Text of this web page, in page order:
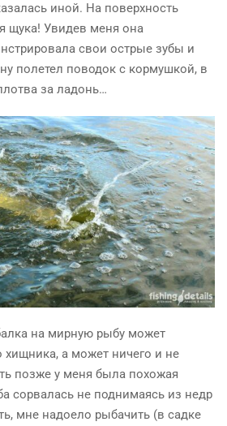
иной. На поверхность
щука! Увидев меня она
свои острые зубы и
полетел поводок с кормушкой, в
за ладонь…
на мирную рыбу может
хищника, а может ничего и не
позже у меня была похожая
сорвалась не поднимаясь из недр
мне надоело рыбачить (в садке